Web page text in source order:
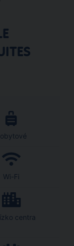
Wi-Fi
centra